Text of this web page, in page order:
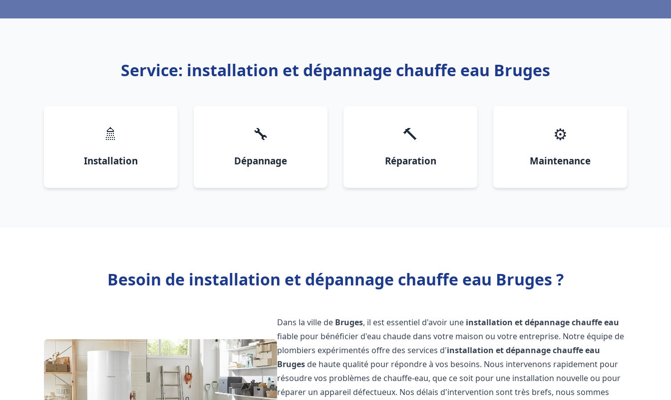
Service: installation et dépannage chauffe eau Bruges
🚿
Installation
🔧
Dépannage
🔨
Réparation
⚙️
Maintenance
Besoin de installation et dépannage chauffe eau Bruges ?
Dans la ville de Bruges, il est essentiel d'avoir une installation et dépannage chauffe eau
fiable pour bénéficier d'eau chaude dans votre maison ou votre entreprise. Notre équipe de
plombiers expérimentés offre des services d'installation et dépannage chauffe eau
Bruges de haute qualité pour répondre à vos besoins. Nous intervenons rapidement pour
résoudre vos problèmes de chauffe-eau, que ce soit pour une installation nouvelle ou pour
réparer un appareil défectueux. Nos délais d'intervention sont très brefs, nous sommes